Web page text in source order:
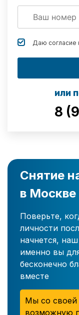
Даю согласие
или
8
Снятие
в Москве
Поверьте,
личности
начнется,
именно вы
бесконечно
вместе
Мы со
возможную